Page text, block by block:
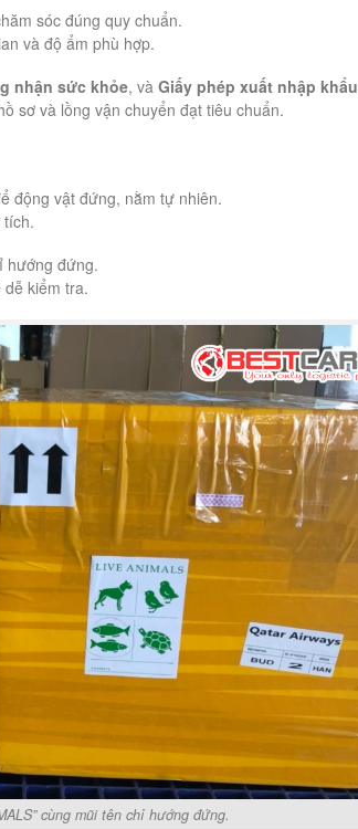
sóc đúng quy chuẩn.
và độ ẩm phù hợp.
nhận sức khỏe, và Giấy phép xuất nhập khẩu
sơ và lồng vận chuyển đạt tiêu chuẩn.
động vật đứng, nằm tự nhiên.
hướng đứng.
kiểm tra.
cùng mũi tên chỉ hướng đứng.